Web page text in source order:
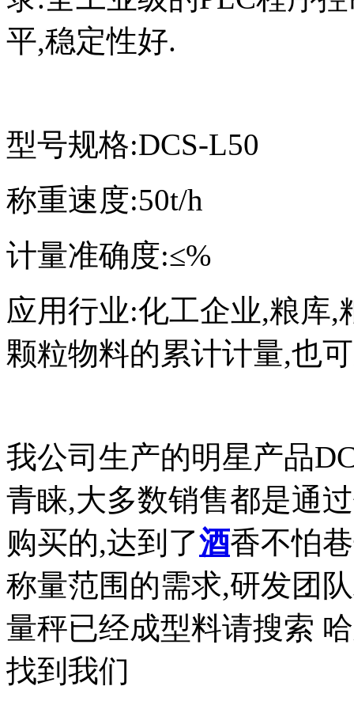
平,稳定性好.
型号规格:DCS-L50
称重速度:50t/h
计量准确度:≤%
应用行业:化工企业,粮库
颗粒物料的累计计量,也
我公司生产的明星产品
青睐,大多数销售都是通
购买的,达到了酒香不怕
称量范围的需求,研发团
量秤已经成型料请搜索
找到我们